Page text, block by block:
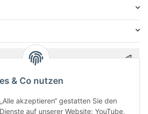
IhrerDatenschutzerklärung
& Co nutzen
akzeptieren“ gestatten Sie den
auf unserer Website: YouTube,